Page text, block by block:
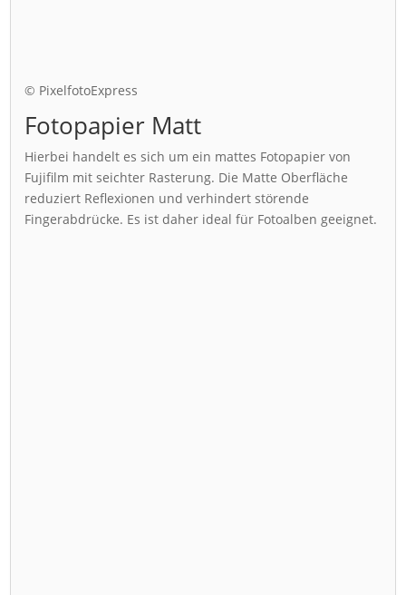
© PixelfotoExpress
Fotopapier Matt
Hierbei handelt es sich um ein mattes Fotopapier von
Fujifilm mit seichter Rasterung. Die Matte Oberfläche
reduziert Reflexionen und verhindert störende
Fingerabdrücke. Es ist daher ideal für Fotoalben geeignet.